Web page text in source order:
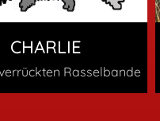
CHARLIE
Rasselbande